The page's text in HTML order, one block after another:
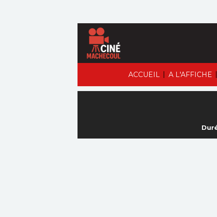
ACCUEIL | A L'AFFICHE |